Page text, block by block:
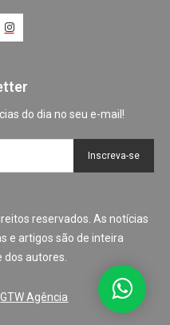
do dia no seu e-mail!
Inscreva-se
reservados. As notícias
e artigos são de inteira
autores.
GTW Agência